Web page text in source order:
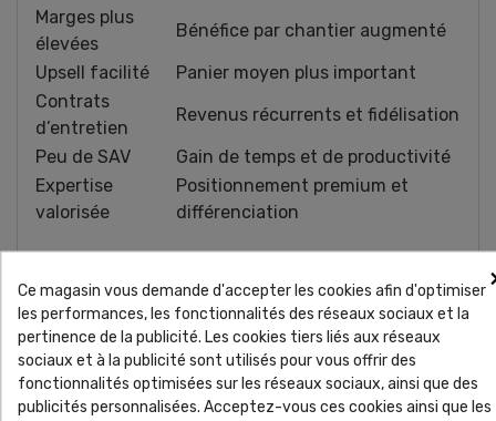
Marges plus
élevées
Bénéfice par chantier augmenté
Upsell facilité
Panier moyen plus important
Contrats
d’entretien
Revenus récurrents et fidélisation
Peu de SAV
Gain de temps et de productivité
Expertise
valorisée
Positionnement premium et
différenciation
Le gazon synthétique est un
véritable levier de croissance
pour les entreprises du paysage
Le gazon synthétique n’est plus un simple
Ce magasin vous demande d'accepter les cookies afin d'optimiser
les performances, les fonctionnalités des réseaux sociaux et la
pertinence de la publicité. Les cookies tiers liés aux réseaux
sociaux et à la publicité sont utilisés pour vous offrir des
fonctionnalités optimisées sur les réseaux sociaux, ainsi que des
publicités personnalisées. Acceptez-vous ces cookies ainsi que les